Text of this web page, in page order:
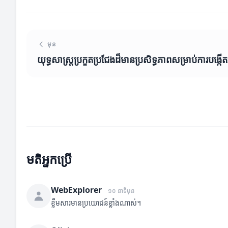
មុន
យុទ្ធសាស្ត្រប្រកួតប្រជែងដ៏មានប្រសិទ្ធភាពសម្រាប់ការបង្កើត
មតិអ្នកប្រើ
WebExplorer ១០ នាទីមុន
ខ្លឹមសារមានប្រយោជន៍ខ្លាំងណាស់។